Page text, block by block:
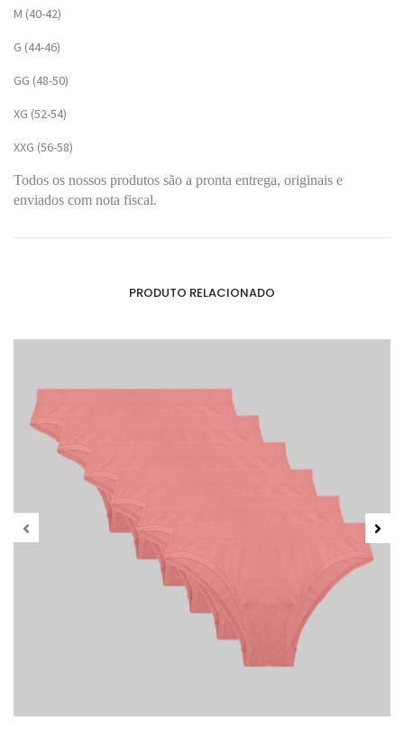
M (40-42)
G (44-46)
GG (48-50)
XG (52-54)
XXG (56-58)
Todos os nossos produtos são a pronta entrega, originais e
enviados com nota fiscal.
PRODUTO RELACIONADO